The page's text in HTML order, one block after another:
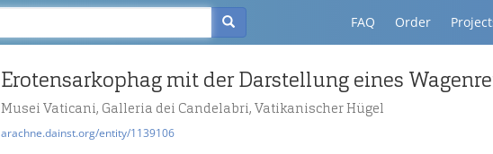
FAQ Order
Erotensarkophag mit der Darstellung eines
Musei Vaticani, Galleria dei Candelabri, Vatikanischer Hügel
arachne.dainst.org/entity/1139106